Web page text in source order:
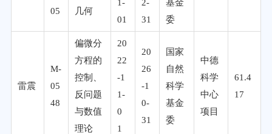
05
几何
1-
01
2-
31
基金
委
雷震
M-
05
48
偏微分
方程的
控制、
反问题
与数值
理论
20
22
-1
1-
0
1
20
26
-1
0-
31
国家
自然
科学
基金
委
中德
科学
中心
项目
61.4
17